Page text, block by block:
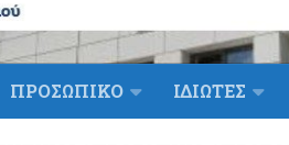
ΠΡΟΣΩΠΙΚΟ ΙΔΙΩΤΕΣ